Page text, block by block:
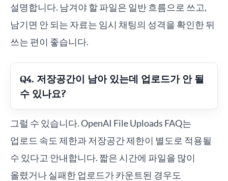
설명합니다. 남겨야 할 파일은 일반 흐름으로 쓰고,
남기면 안 되는 자료는 임시 채팅의 성격을 확인한 뒤
쓰는 편이 좋습니다.
Q4. 저장공간이 남아 있는데 업로드가 안 될
수 있나요?
그럴 수 있습니다. OpenAI File Uploads FAQ는
업로드 속도 제한과 저장공간 제한이 별도로 적용될
수 있다고 안내합니다. 짧은 시간에 파일을 많이
올렸거나 실패한 업로드가 카운트된 경우도